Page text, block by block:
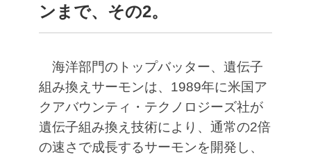
ンまで、その2。
海洋部門のトップバッター、遺伝子
組み換えサーモンは、1989年に米国ア
クアバウンティ・テクノロジーズ社が
遺伝子組み換え技術により、通常の2倍
の速さで成長するサーモンを開発し、